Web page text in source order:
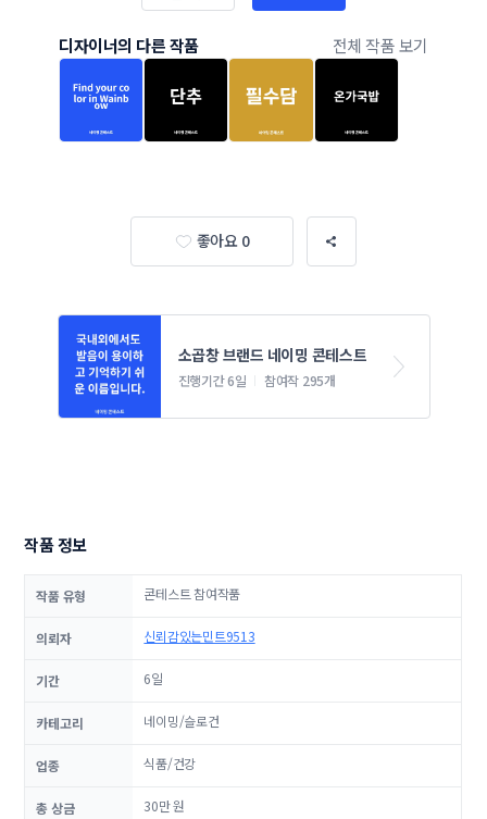
디자이너의 다른 작품 전체 작품 보기
좋아요 0
소곱창 브랜드 네이밍 콘테스트
진행기간 6일 참여작 295개
작품 정보
작품 유형 콘테스트 참여작품
의뢰자 신뢰감있는민트9513
기간 6일
카테고리 네이밍/슬로건
업종 식품/건강
총 상금 30만 원